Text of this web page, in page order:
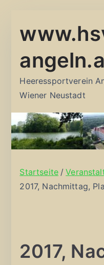
Inhalt
Heeressportverein
Wiener Neustadt
Startseite
2017, Nachmittag,
2017,